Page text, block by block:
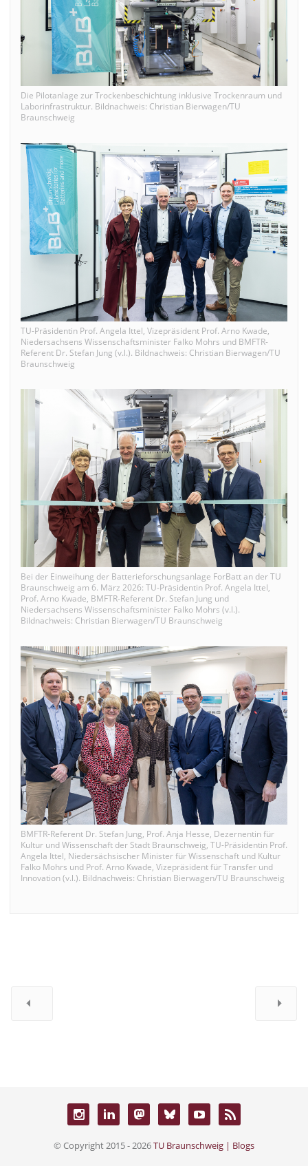
Die Pilotanlage zur Trockenbeschichtung inklusive Trockenraum und
Laborinfrastruktur. Bildnachweis: Christian Bierwagen/TU
Braunschweig
TU-Präsidentin Prof. Angela Ittel, Vizepräsident Prof. Arno Kwade,
Niedersachsens Wissenschaftsminister Falko Mohrs und BMFTR-
Referent Dr. Stefan Jung (v.l.). Bildnachweis: Christian Bierwagen/TU
Braunschweig
Bei der Einweihung der Batterieforschungsanlage ForBatt an der TU
Braunschweig am 6. März 2026: TU-Präsidentin Prof. Angela Ittel,
Prof. Arno Kwade, BMFTR-Referent Dr. Stefan Jung und
Niedersachsens Wissenschaftsminister Falko Mohrs (v.l.).
Bildnachweis: Christian Bierwagen/TU Braunschweig
BMFTR-Referent Dr. Stefan Jung, Prof. Anja Hesse, Dezernentin für
Kultur und Wissenschaft der Stadt Braunschweig, TU-Präsidentin Prof.
Angela Ittel, Niedersächsischer Minister für Wissenschaft und Kultur
Falko Mohrs und Prof. Arno Kwade, Vizepräsident für Transfer und
Innovation (v.l.). Bildnachweis: Christian Bierwagen/TU Braunschweig
© Copyright 2015 - 2026TU Braunschweig | Blogs